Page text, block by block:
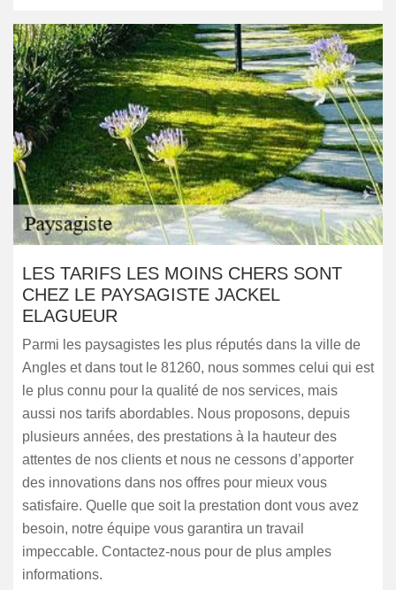
LES TARIFS LES MOINS CHERS SONT
CHEZ LE PAYSAGISTE JACKEL
ELAGUEUR
Parmi les paysagistes les plus réputés dans la ville de
Angles et dans tout le 81260, nous sommes celui qui est
le plus connu pour la qualité de nos services, mais
aussi nos tarifs abordables. Nous proposons, depuis
plusieurs années, des prestations à la hauteur des
attentes de nos clients et nous ne cessons d’apporter
des innovations dans nos offres pour mieux vous
satisfaire. Quelle que soit la prestation dont vous avez
besoin, notre équipe vous garantira un travail
impeccable. Contactez-nous pour de plus amples
informations.